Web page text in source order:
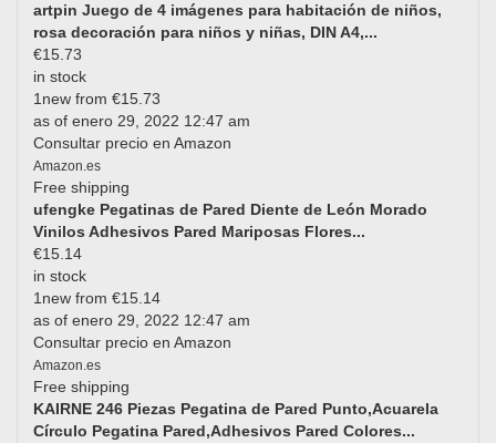
artpin Juego de 4 imágenes para habitación de niños,
rosa decoración para niños y niñas, DIN A4,...
€15.73
in stock
1new from €15.73
as of enero 29, 2022 12:47 am
Consultar precio en Amazon
Amazon.es
Free shipping
ufengke Pegatinas de Pared Diente de León Morado
Vinilos Adhesivos Pared Mariposas Flores...
€15.14
in stock
1new from €15.14
as of enero 29, 2022 12:47 am
Consultar precio en Amazon
Amazon.es
Free shipping
KAIRNE 246 Piezas Pegatina de Pared Punto,Acuarela
Círculo Pegatina Pared,Adhesivos Pared Colores...